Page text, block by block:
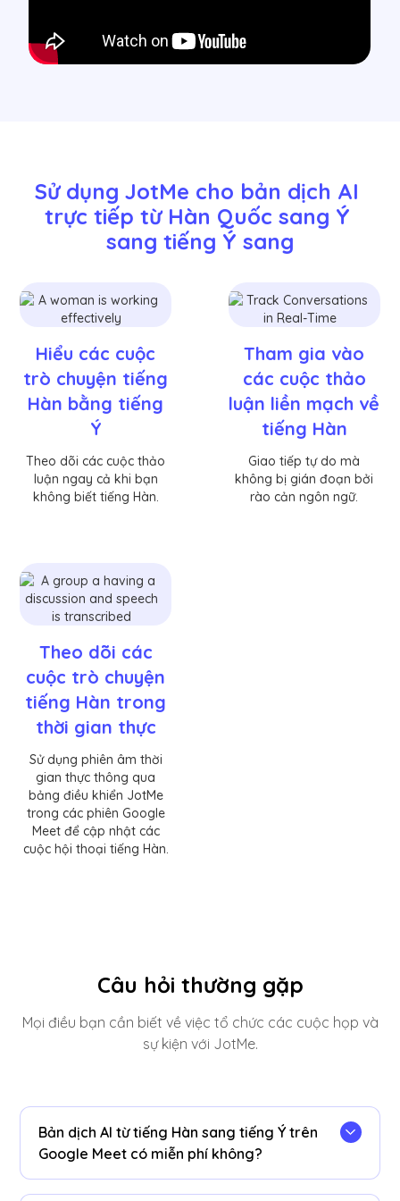
Sử dụng JotMe cho bản dịch AI
trực tiếp từ Hàn Quốc sang Ý
sang tiếng Ý sang
Hiểu các cuộc
trò chuyện tiếng
Hàn bằng tiếng
Ý
Theo dõi các cuộc thảo
luận ngay cả khi bạn
không biết tiếng Hàn.
Tham gia vào
các cuộc thảo
luận liền mạch về
tiếng Hàn
Giao tiếp tự do mà
không bị gián đoạn bởi
rào cản ngôn ngữ.
Theo dõi các
cuộc trò chuyện
tiếng Hàn trong
thời gian thực
Sử dụng phiên âm thời
gian thực thông qua
bảng điều khiển JotMe
trong các phiên Google
Meet để cập nhật các
cuộc hội thoại tiếng Hàn.
Câu hỏi thường gặp
Mọi điều bạn cần biết về việc tổ chức các cuộc họp và
sự kiện với JotMe.
Bản dịch AI từ tiếng Hàn sang tiếng Ý trên
Google Meet có miễn phí không?